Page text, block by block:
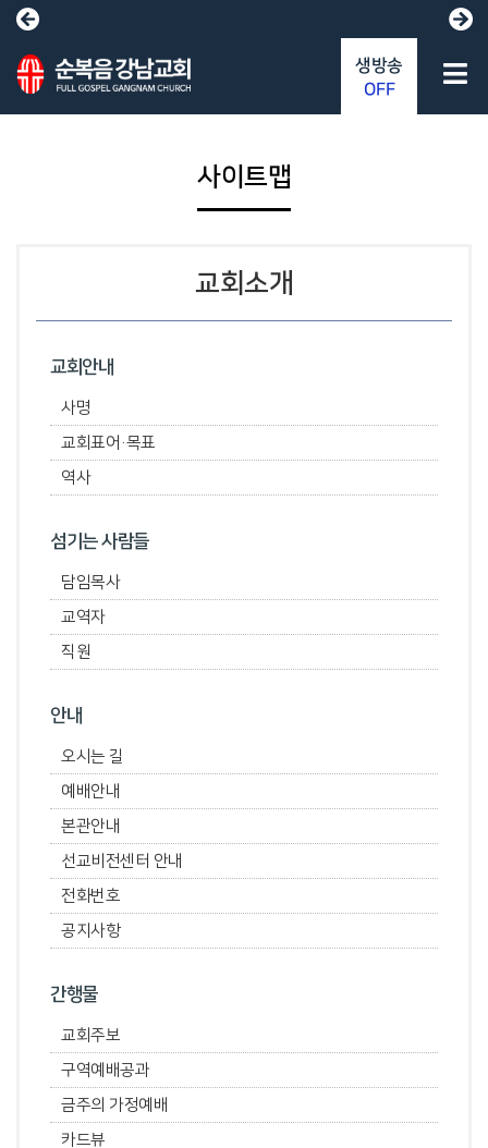
사이트맵
교회소개
교회안내
사명
교회표어·목표
역사
섬기는 사람들
담임목사
교역자
직원
안내
오시는 길
예배안내
본관안내
선교비전센터 안내
전화번호
공지사항
간행물
교회주보
구역예배공과
금주의 가정예배
카드뷰
생방송
OFF